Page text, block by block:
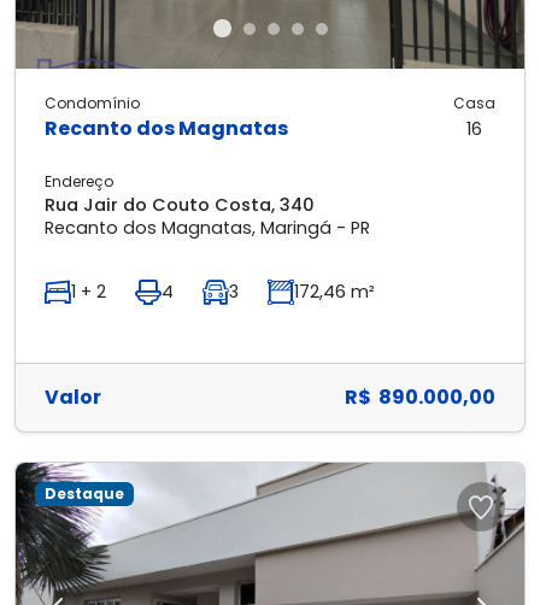
Condomínio
Recanto dos Magnatas
Casa
16
Endereço
Rua Jair do Couto Costa, 340
Recanto dos Magnatas, Maringá - PR
1 + 2 4 3 172,46 m²
Valor R$ 890.000,00
Destaque